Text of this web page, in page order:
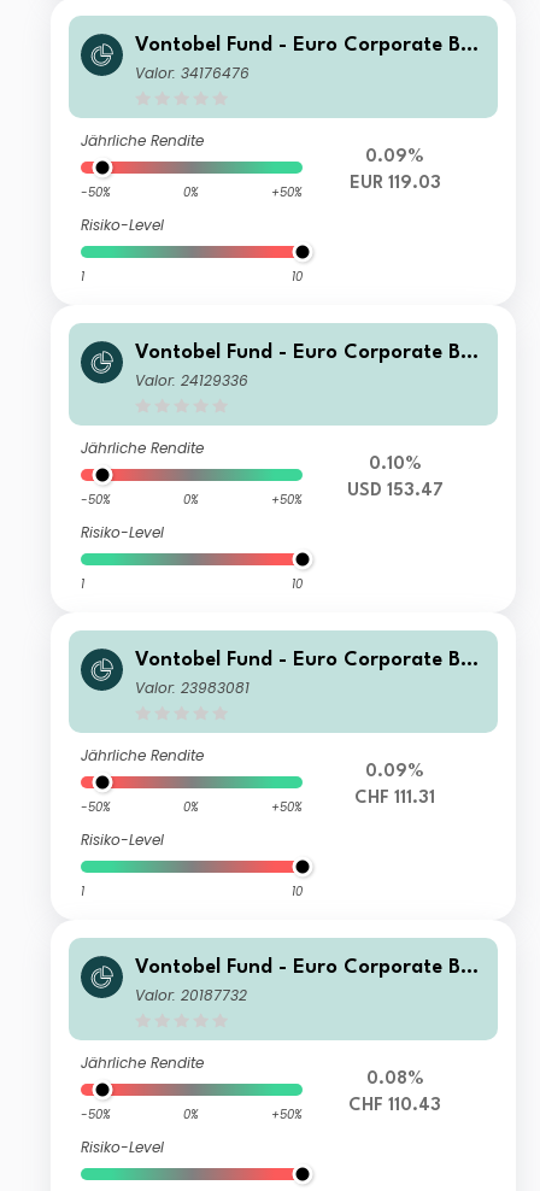
Vontobel Fund - Euro Corporate Bon
d S EUR Cap
Valor: 34176476
Jährliche Rendite
-50% 0% +50%
Risiko-Level
1 10
0.09%
EUR 119.03
Vontobel Fund - Euro Corporate Bon
d HI (hedged) USD Cap
Valor: 24129336
Jährliche Rendite
-50% 0% +50%
Risiko-Level
1 10
0.10%
USD 153.47
Vontobel Fund - Euro Corporate Bon
d HI (hedged) CHF Cap
Valor: 23983081
Jährliche Rendite
-50% 0% +50%
Risiko-Level
1 10
0.09%
CHF 111.31
Vontobel Fund - Euro Corporate Bon
d H (hedged) CHF Cap
Valor: 20187732
Jährliche Rendite
-50% 0% +50%
Risiko-Level
0.08%
CHF 110.43